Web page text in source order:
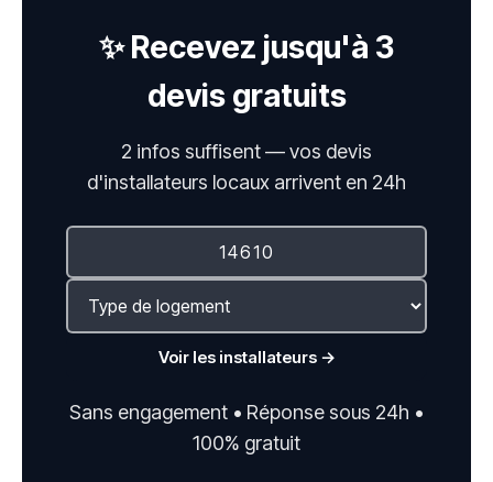
✨ Recevez jusqu'à 3
devis gratuits
2 infos suffisent — vos devis
d'installateurs locaux arrivent en 24h
Voir les installateurs →
Sans engagement • Réponse sous 24h •
100% gratuit